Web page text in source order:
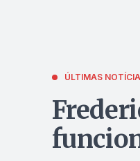
ÚLTIMAS